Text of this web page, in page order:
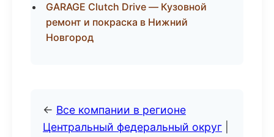
GARAGE Clutch Drive — Кузовной
ремонт и покраска в Нижний
Новгород
← Все компании в регионе
Центральный федеральный округ